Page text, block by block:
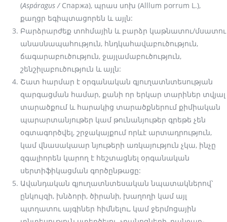
(Aspáragus / Спаржа), պրաս սոխ (Alllum porrum L.),
քաղցր եգիպտացորեն և այլն:
Բարձրարժեք տոհմային և բարձր կաթնատու/մսատու
անասնապահություն, հնդկահավաբուծություն,
ճագարաբուծություն, ջայլամաբուծություն,
շենշիլաբուծություն և այլն:
Շատ հարմար է օրգանական գյուղատնտեսության
զարգացման համար, քանի որ երկար տարիներ տվյալ
տարածքում և հարակից տարածքներում քիմիական
պարարտանյութեր կամ թունանյութեր գրեթե չեն
օգտագործվել, շրջակայքում որևէ արտադրություն,
կամ վնասակաար նյութերի առկայություն չկա, ինչը
զգալիորեն կարող է հեշտացնել օրգանական
սերտիֆիկացման գործընթացը:
Ավանդական գյուղատնտեսական նպատակներով՝
ընկույզի, խնձորի, ծիրանի, խաղողի կամ այլ
պտղատու այգիներ հիմնելու, կամ ջերմոցային